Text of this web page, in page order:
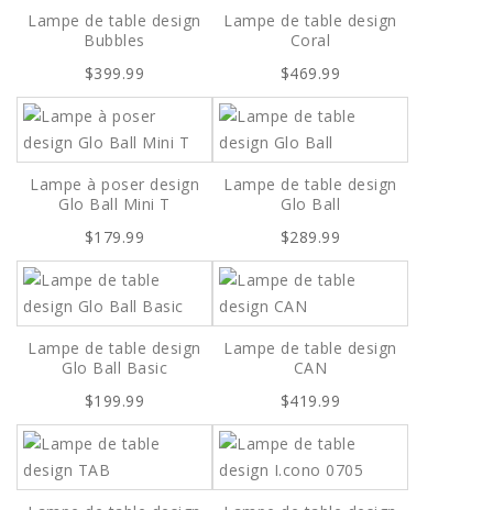
Lampe de table design
Bubbles
$399.99
Lampe de table design
Coral
$469.99
Lampe à poser design
Glo Ball Mini T
$179.99
Lampe de table design
Glo Ball
$289.99
Lampe de table design
Glo Ball Basic
$199.99
Lampe de table design
CAN
$419.99